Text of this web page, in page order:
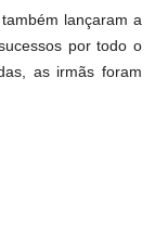
lançaram a
por todo o
as irmãs foram